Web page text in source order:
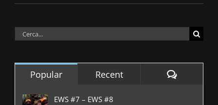
Cerca
Popular Recent
EWS #7 – EWS #8